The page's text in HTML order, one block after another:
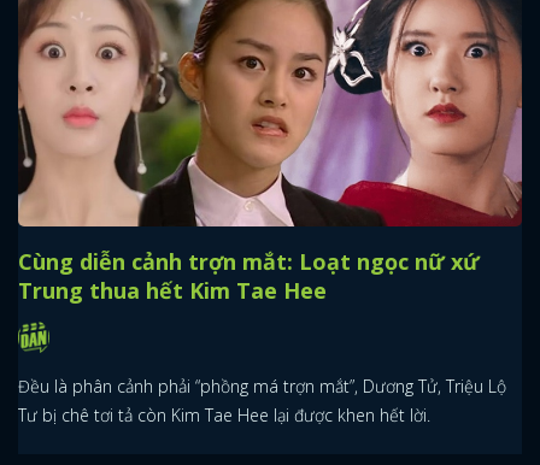
Cùng diễn cảnh trợn mắt: Loạt ngọc nữ xứ
Trung thua hết Kim Tae Hee
Đều là phân cảnh phải “phồng má trợn mắt”, Dương Tử, Triệu Lộ
Tư bị chê tơi tả còn Kim Tae Hee lại được khen hết lời.